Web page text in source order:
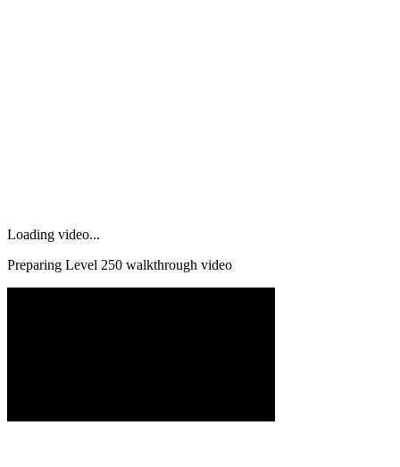
Loading video...
Preparing Level 250 walkthrough video